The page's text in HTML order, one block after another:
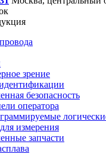
зрение
безопасность
оператора
измерения
запчасти